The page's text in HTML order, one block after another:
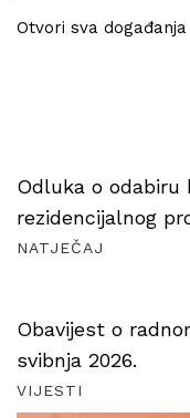
Otvori sva događanja
Odluka o
rezidencijalnog
NATJEČAJ
Obavijest o
svibnja 2026.
VIJESTI